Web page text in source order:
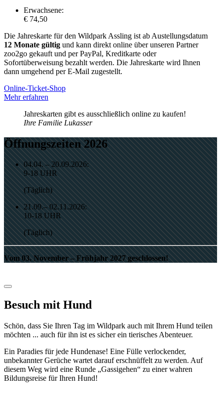
Erwachsene:
€ 74,50
Die Jahreskarte für den Wildpark Assling ist ab Austellungsdatum
12 Monate gültig und kann direkt online über unseren Partner
zoo2go gekauft und per PayPal, Kreditkarte oder
Sofortüberweisung bezahlt werden. Die Jahreskarte wird Ihnen
dann umgehend per E-Mail zugestellt.
Online-Ticket-Shop
Mehr erfahren
Jahreskarten gibt es ausschließlich online zu kaufen!
Ihre Familie Lukasser
Öffnungszeiten 2026
04.04. – 20.09.2026:
9-18 UHR
(Täglich)
21.09.– 02.11.2026:
10-18 UHR
(Täglich)
Vom 03. November – Frühjahr 2027 geschlossen!
Besuch mit Hund
Schön, dass Sie Ihren Tag im Wildpark auch mit Ihrem Hund teilen
möchten ... auch für ihn ist es sicher ein tierisches Abenteuer.
Ein Paradies für jede Hundenase! Eine Fülle verlockender,
unbekannter Gerüche wartet darauf erschnüffelt zu werden. Auf
diesem Weg wird eine Runde „Gassigehen“ zu einer wahren
Bildungsreise für Ihren Hund!